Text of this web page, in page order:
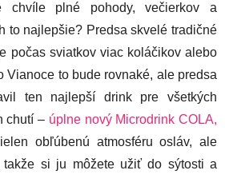
chvíle plné pohody, večierkov a
to najlepšie? Predsa skvelé tradičné
počas sviatkov viac koláčikov alebo
Vianoce to bude rovnaké, ale predsa
ten najlepší drink pre všetkých
chutí – úplne nový Microdrink COLA,
obľúbenú atmosféru osláv, ale
takže si ju môžete užiť do sýtosti a